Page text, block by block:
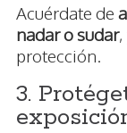
Acuérdate de
nadar o sudar,
protección.
3.